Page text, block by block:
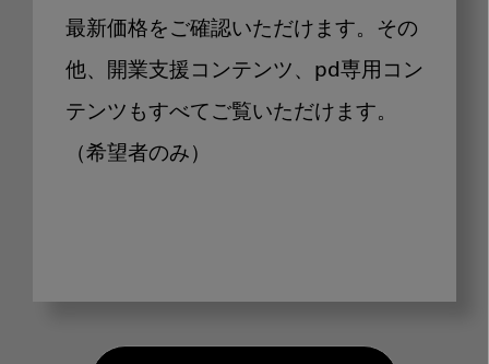
最新価格をご確認いただけます。その
他、開業支援コンテンツ、pd専用コン
テンツもすべてご覧いただけます。
（希望者のみ）